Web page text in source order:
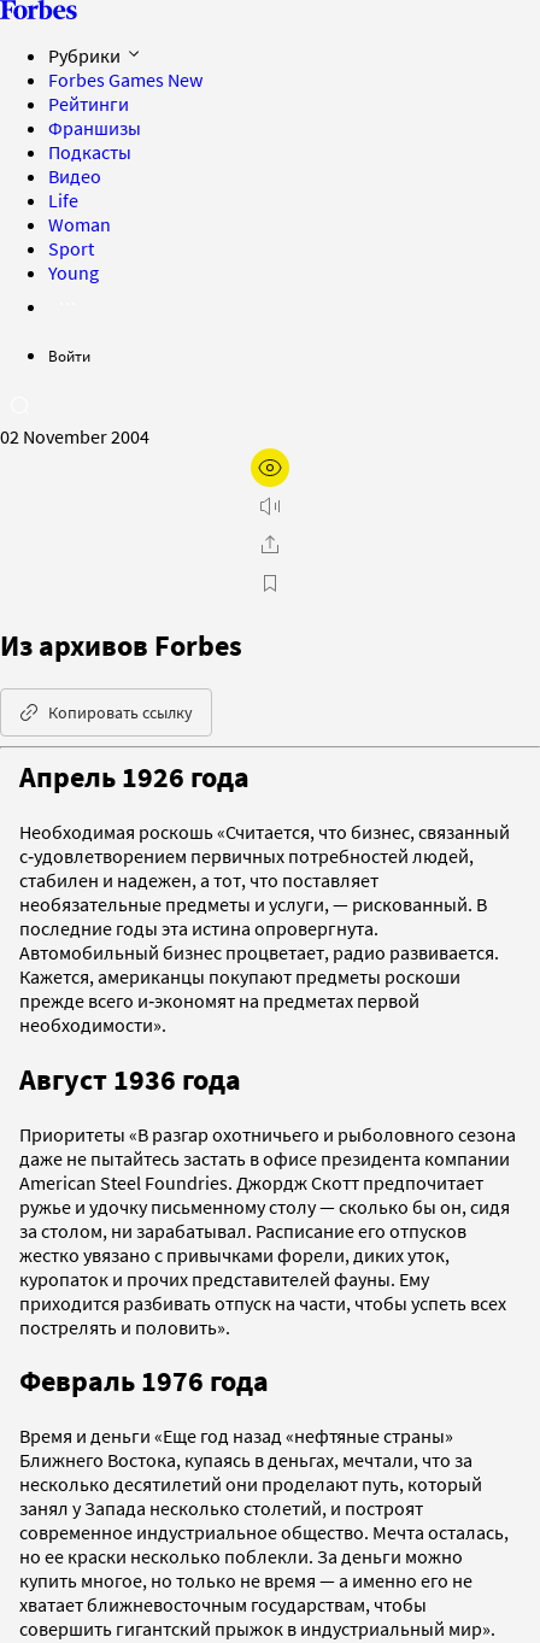
Рубрики
Forbes Games New
Рейтинги
Франшизы
Подкасты
Видео
Life
Woman
Sport
Young
Войти
02 November 2004
Из архивов Forbes
Копировать ссылку
Апрель 1926 года
Необходимая роскошь «Считается, что бизнес, связанный
с‑удовлетворением первичных потребностей людей,
стабилен и надежен, а тот, что поставляет
необязательные предметы и услуги, — рискованный. В
последние годы эта истина опровергнута.
Автомобильный бизнес процветает, радио развивается.
Кажется, американцы покупают предметы роскоши
прежде всего и‑экономят на предметах первой
необходимости».
Август 1936 года
Приоритеты «В разгар охотничьего и рыболовного сезона
даже не пытайтесь застать в офисе президента компании
American Steel Foundries. Джордж Скотт предпочитает
ружье и удочку письменному столу — сколько бы он, сидя
за столом, ни зарабатывал. Расписание его отпусков
жестко увязано с привычками форели, диких уток,
куропаток и прочих представителей фауны. Ему
приходится разбивать отпуск на части, чтобы успеть всех
пострелять и половить».
Февраль 1976 года
Время и деньги «Еще год назад «нефтяные страны»
Ближнего Востока, купаясь в деньгах, мечтали, что за
несколько десятилетий они проделают путь, который
занял у Запада несколько столетий, и построят
современное индустриальное общество. Мечта осталась,
но ее краски несколько поблекли. За деньги можно
купить многое, но только не время — а именно его не
хватает ближневосточным государствам, чтобы
совершить гигантский прыжок в индустриальный мир».